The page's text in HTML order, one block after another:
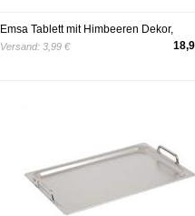
Emsa Tablett mit Himbeeren Dekor,
Größe 50 x 37 cm, Classic, 517749
Versand: 3,99 €